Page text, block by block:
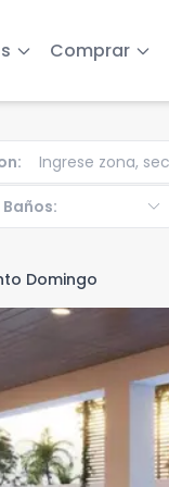
Comprar
:
Baños: expand_more
Domingo